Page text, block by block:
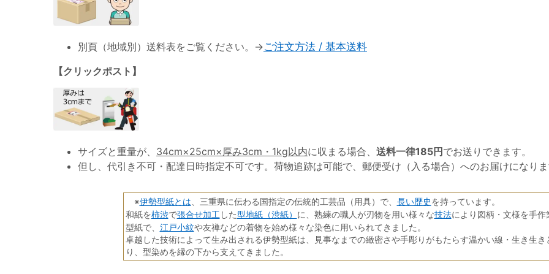
別頁（地域別）送料表をご覧ください。→ご注文方法 / 基本送料
【クリックポスト】
サイズと重量が、 34cm×25cm×厚み3cm・1kg以内に収まる場合、 送料一律185円でお送りできます。
但し、代引き不可・配達日時指定不可です。荷物追跡は可能で、郵便受け（入る場合）へのお届けになり
※伊勢型紙とは 、三重県に伝わる国指定の伝統的工芸品（用具）で、 長い歴史を持っています。
和紙を柿渋で張合せ加工 した型地紙（渋紙） に、熟練の職人が刃物を用い様々な技法により図柄・文様を手作
型紙で、 江戸小紋や友禅などの着物を始め様々な染色に用いられてきました。
卓越した技術によって生み出される伊勢型紙は、見事なまでの緻密さや手彫りがもたらす温かい線・生き生き
り、型染めを縁の下から支えてきました。